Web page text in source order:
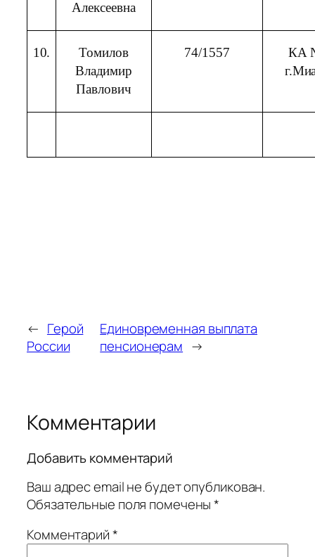
Алексеевна
10.
Томилов
Владимир
Павлович
74/1557
КА
← Герой
России
Единовременная выплата
пенсионерам →
Комментарии
Добавить комментарий
Ваш адрес email не будет опубликован.
Обязательные поля помечены*
Комментарий*